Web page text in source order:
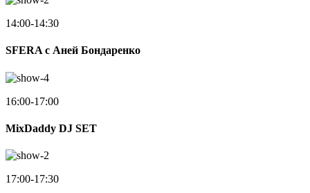
14:00-14:30
SFERA с Аней Бондаренко
16:00-17:00
MixDaddy DJ SET
17:00-17:30